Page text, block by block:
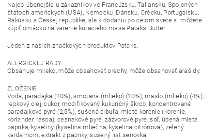
Najobľúbenejšie u zákazníkov vo Francúzsku, Taliansku, Spojených
štátoch amerických (USA), Nemecku, Dánsku, Grécku, Portugalsku,
Rakúsku a Českej republike, ale k dodaniu po celom svete si môžete
kúpiť omáčku na varenie kuracieho mäsa Pataks Butter.
Jeden z našich značkových produktov Pataks.
ALERGICKEJ RADY
Obsahuje mlieko, môže obsahovať orechy, môže obsahovať arašidy.
ZLOŽENIE
Voda, paradajka (10%), smotana (mlieko) (10%), maslo (mlieko) (4%),
repkový olej, cukor, modifikovaný kukuričný škrob, koncentrované
paradajkové pyré (2,5%), sušená cibuľa, mleté korenie (korenie,
koriander, rasca), cesnakové pyré, zázvorové pyré, soľ, údená mletá
paprika, kyseliny (kyselina mliečna, kyselina citrónová), zelený
kardamom, extrakt z papriky, sušený list senovka.